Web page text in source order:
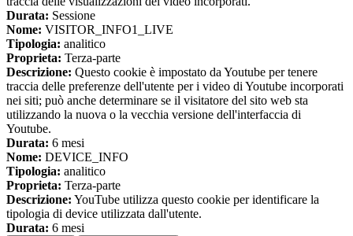
Durata: Sessione
Nome: VISITOR_INFO1_LIVE
Tipologia: analitico
Proprieta: Terza-parte
Descrizione: Questo cookie è impostato da Youtube per tenere
traccia delle preferenze dell'utente per i video di Youtube incorporati
nei siti; può anche determinare se il visitatore del sito web sta
utilizzando la nuova o la vecchia versione dell'interfaccia di
Youtube.
Durata: 6 mesi
Nome: DEVICE_INFO
Tipologia: analitico
Proprieta: Terza-parte
Descrizione: YouTube utilizza questo cookie per identificare la
tipologia di device utilizzata dall'utente.
Durata: 6 mesi